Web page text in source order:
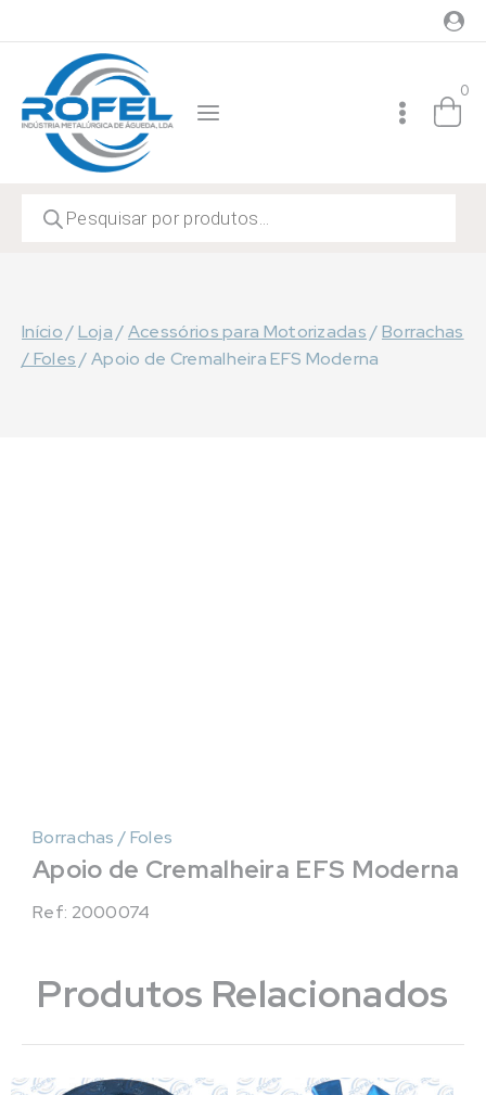
to
content
0
search
Início/Loja /Acessórios para Motorizadas /Borrachas
/ Foles /Apoio de Cremalheira EFS Moderna
Borrachas / Foles
Apoio de Cremalheira EFS Moderna
Ref: 2000074
Produtos Relacionados